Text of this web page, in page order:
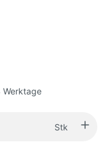
Werktage
Stk